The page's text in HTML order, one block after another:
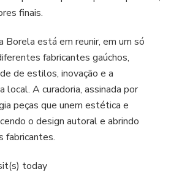
finais.
Borela está em reunir, em um só
fabricantes gaúchos,
de estilos, inovação e a
local. A curadoria, assinada por
peças que unem estética e
o design autoral e abrindo
fabricantes.
today